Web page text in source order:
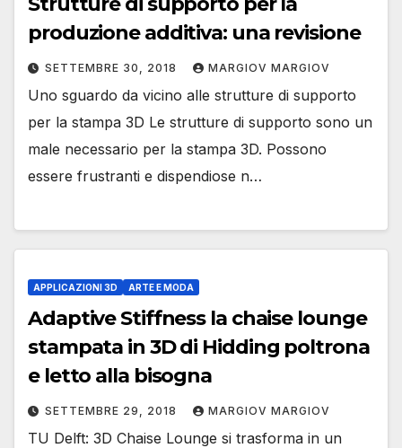
produzione additiva: una revisione
SETTEMBRE 30, 2018 MARGIOV MARGIOV
Uno sguardo da vicino alle strutture di supporto
per la stampa 3D Le strutture di supporto sono un
male necessario per la stampa 3D. Possono
essere frustranti e dispendiose n…
APPLICAZIONI 3D ARTE E MODA
Adaptive Stiffness la chaise lounge
stampata in 3D di Hidding poltrona
e letto alla bisogna
SETTEMBRE 29, 2018 MARGIOV MARGIOV
TU Delft: 3D Chaise Lounge si trasforma in un